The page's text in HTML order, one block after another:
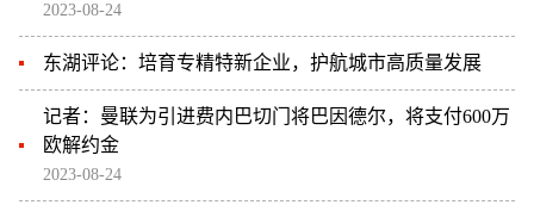
2023-08-24
东湖评论：培育专精特新企业，护航城市高质量发展
记者：曼联为引进费内巴切门将巴因德尔，将支付600万
欧解约金
2023-08-24